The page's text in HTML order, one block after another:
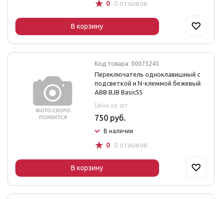
☆ 0 0 отзывов
В корзину
Код товара: 00075245
Переключатель одноклавишный с
подсветкой и N-клеммой бежевый
ABB BJB Basic55
Цена за: шт
750 руб.
В наличии
☆ 0 0 отзывов
В корзину